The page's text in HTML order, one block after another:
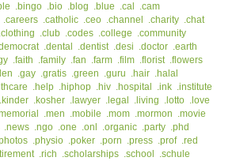
.bingo .bio .blog .blue .cal
.cam
.careers .catholic .ceo .channel .charity .chat
.clothing .club .codes .college .community
.dental .dentist .desi .doctor .earth
.faith .family .fan .farm .film .florist .flowers
.gay .gratis .green .guru .hair .halal
.help .hiphop .hiv .hospital .ink .institute
.kinder .kosher .lawyer .legal .living .lotto .love
.men .mobile .mom .mormon .movie
.news .ngo .one .onl .organic .party .phd
.physio .poker .porn .press .prof .red
.rich .scholarships .school
.schule